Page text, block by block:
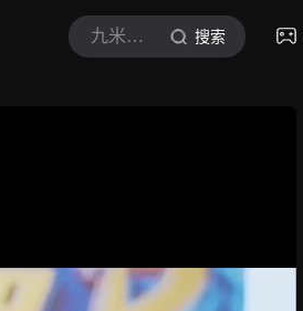
九米妈妈 搜索